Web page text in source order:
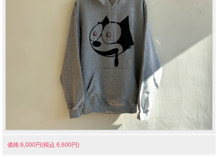
価格:6,000円(税込 6,600円)